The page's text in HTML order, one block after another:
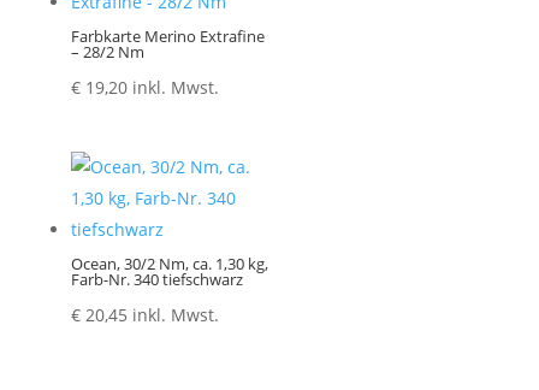
Farbkarte Merino Extrafine
– 28/2 Nm
€19,20 inkl. Mwst.
Ocean, 30/2 Nm, ca. 1,30 kg,
Farb-Nr. 340 tiefschwarz
€20,45 inkl. Mwst.